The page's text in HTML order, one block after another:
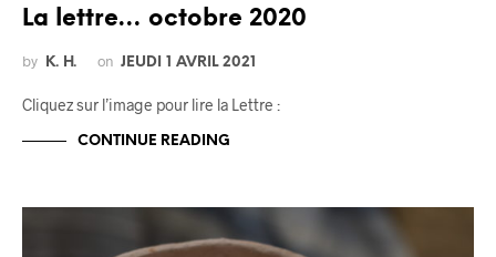
La lettre… octobre 2020
by K. H. on JEUDI 1 AVRIL 2021
Cliquez sur l’image pour lire la Lettre :
CONTINUE READING